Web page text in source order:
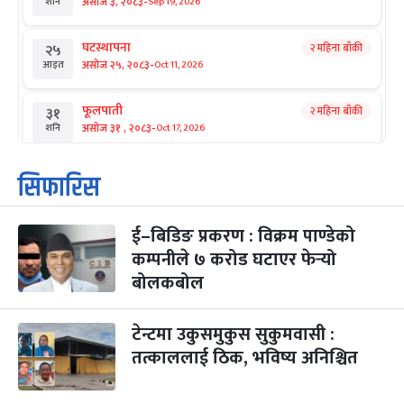
२५
आइत
घटस्थापना
असोज २५, २०८३-Oct 11, 2026
२ महिना बाँकी
३१
शनि
फूलपाती
असोज ३१ , २०८३-Oct 17, 2026
२ महिना बाँकी
१
आइत
कार्तिक सङ्क्रान्ति
कार्तिक १, २०८३
३
मंगल
महानवमी
कार्तिक ३, २०८३-Oct 20, 2026
२ महिना बाँकी
४
५
बिहि
पापा‌ङ्कुशा एकादशी व्रत
कार्तिक ५, २०८३
२ महिना बाँकी
सिफारिस
ई–बिडिङ प्रकरण : विक्रम पाण्डेको
कम्पनीले ७ करोड घटाएर फेर्‍यो
बोलकबोल
टेन्टमा उकुसमुकुस सुकुमवासी :
तत्काललाई ठिक, भविष्य अनिश्चित